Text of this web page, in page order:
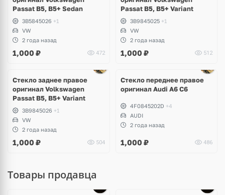
Passat B5, B5+ Sedan
3B5845026 +1
VW
2 года назад
1,000 ₽ 472
Passat B5, B5+ Variant
3B9845025 +1
VW
2 года назад
1,000 ₽ 512
Стекло заднее правое
оригинал Volkswagen
Passat B5, B5+ Variant
3B9845026 +1
VW
2 года назад
1,000 ₽ 504
Стекло переднее правое
оригинал Audi A6 C6
4F0845202D +4
AUDI
2 года назад
1,000 ₽ 486
Товары продавца